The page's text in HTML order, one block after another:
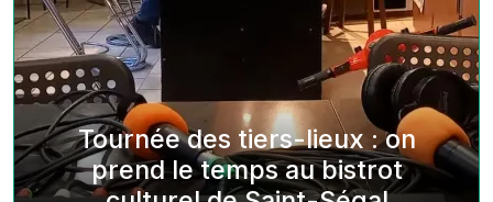
Tournée des tiers-lieux : on
prend le temps au bistrot